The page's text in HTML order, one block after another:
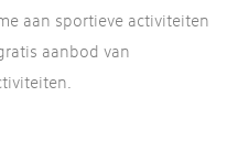
aan sportieve activiteiten
aanbod van